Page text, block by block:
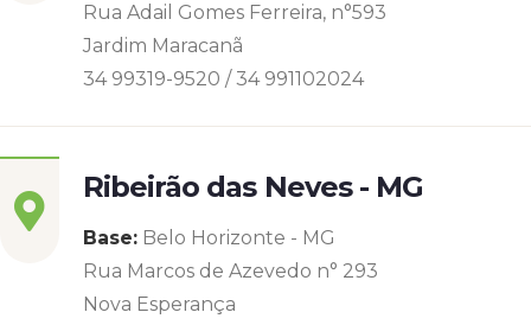
Rua Adail Gomes Ferreira, n°593
Jardim Maracanã
34 99319-9520 / 34 991102024
Ribeirão das Neves - MG
Base: Belo Horizonte - MG
Rua Marcos de Azevedo n° 293
Nova Esperança